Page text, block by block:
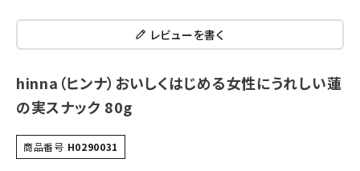
レビューを書く
hinna（ヒンナ）おいしくはじめる女性にうれしい蓮
の実スナック 80g
商品番号 H0290031